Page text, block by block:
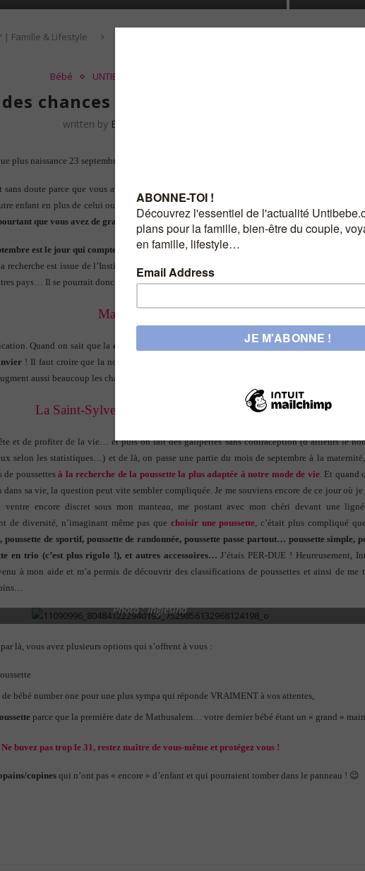
| Famille & Lifestyle VOUS avez des
Bébé UNTIBEBE FAMILY | Famille & Lifestyle
des chances de bientôt concevoir un
written by Eve
doute parce que vous avez des enfants et que, du coup, les sujets que j’aborde vous
enfant en plus de celui ou de ceux que vous avez déjà… ou peut-être n’envisagez-vous pas
que vous avez de grandes chances de bientôt concevoir un bébé ?
est le jour qui compte le plus de naissances en France
est issue de l’Institut national d’études statistiques (Ined). C’est une constatation
pays… Il se pourrait donc que vous donniez naissance à un bébé autour de cette date…
Mais, pourquoi ???
Quand on sait que la durée moyenne d’une grossesse est de 265 jours , on peut vite
! Il faut croire que la nouvelle année et l’euphorie qui l’accompagne fasse augmenter
aussi beaucoup les chances de concevoir un bébé… 😀
La Saint-Sylvestre, c’est un peu le piège…
et de profiter de la vie… et puis on fait des galipettes sans contraception (d’ailleurs le
selon les statistiques…) et de là, on passe une partie du mois de septembre à la
de poussettesà la recherche de la poussette la plus adaptée à notre mode de vie. Et quand
sa vie, la question peut vite sembler compliquée. Je me souviens encore de ce jour où je
encore discret sous mon manteau, me postant avec mon chéri devant une
de diversité, n’imaginant même pas que choisir une poussette, c’était plus compliqué
de sportif, poussette de randonnée, poussette passe partout… poussette simple,
en trio (c’est plus rigolo !), et autres accessoires… J’étais PER-DUE ! Heureusement,
à mon aide et m’a permis de découvrir des classifications de poussettes et ainsi de me
Photo : Inglesina
là, vous avez plusieurs options qui s’offrent à vous :
de bébé number one pour une plus sympa qui réponde VRAIMENT à vos attentes,
parce que la première date de Mathusalem… votre dernier bébé étant un « grand »
Ne buvez pas trop le 31, restez maître de vous-même et protégez vous !
copines qui n’ont pas « encore » d’enfant et qui pourraient tomber dans le panneau ! 😉